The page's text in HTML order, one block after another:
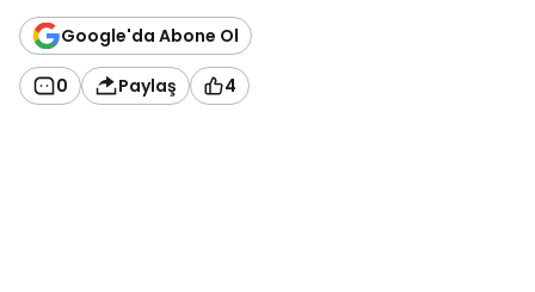
Google'da Abone Ol
0 Paylaş 4